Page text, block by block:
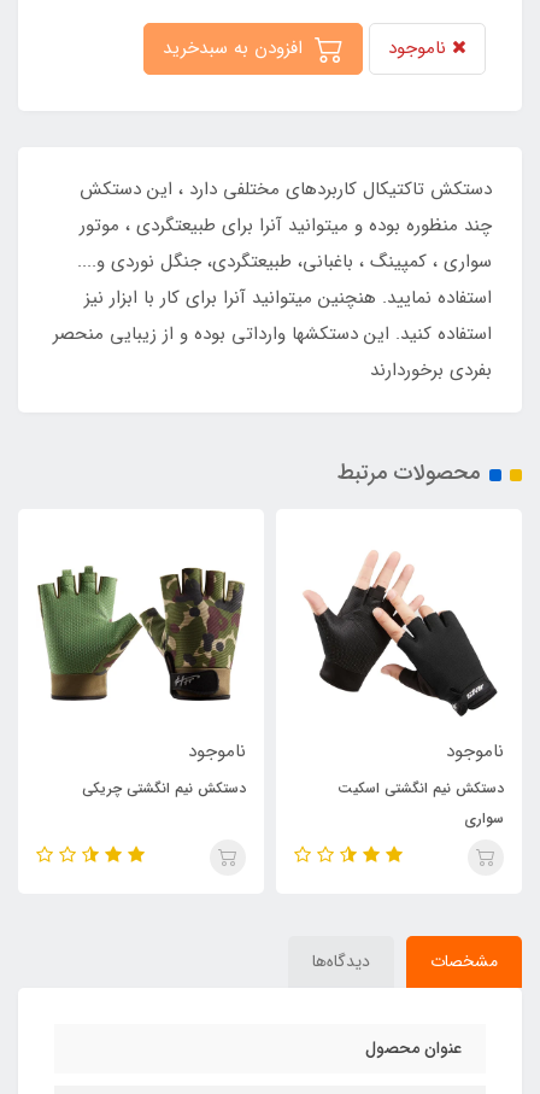
ناموجود
دستکش تاکتیکال کاربردهای مختلفی دارد ، این دستکش
چند منظوره بوده و میتوانید آنرا برای طبیعتگردی ، موتور
سواری ، کمپینگ ، باغبانی، طبیعتگردی، جنگل نوردی و....
استفاده نمایید. هنچنین میتوانید آنرا برای کار با ابزار نیز
استفاده کنید. این دستکشها وارداتی بوده و از زیبایی منحصر
بفردی برخوردارند
محصولات مرتبط
دستکش نیم انگشتی چریکی دستکش بدنسازی و فیتنس
مشخصات دیدگاه‌ها
عنوان محصول